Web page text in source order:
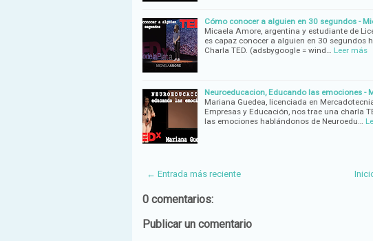
Cómo conocer a alguien en 30 segundos -
Micaela Amore, argentina y estudiante de
es capaz conocer a alguien en 30 segundos
Charla TED. (adsbygoogle = wind… Leer más
Neuroeducacion, Educando las emociones -
Mariana Guedea, licenciada en
Empresas y Educación, nos trae una charla
las emociones hablándonos de Neuroedu…
← Entrada más reciente
0 comentarios:
Publicar un comentario